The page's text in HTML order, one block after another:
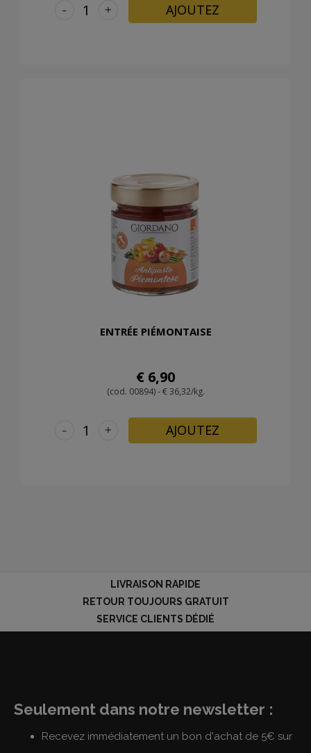
+
- AJOUTEZ
ENTRÉE PIÉMONTAISE
€ 6,90
(cod. 00894) - € 36,32/kg.
+
- AJOUTEZ
LIVRAISON RAPIDE
RETOUR TOUJOURS GRATUIT
SERVICE CLIENTS DÉDIÉ
Seulement dans notre newsletter :
Recevez immédiatement un bon d'achat de 5€ sur